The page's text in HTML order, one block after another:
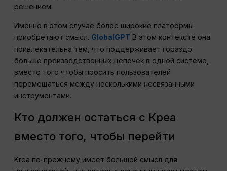
решением.
Именно в этом случае более широкие платформы
приобретают смысл. GlobalGPT В этом контексте она
привлекательна тем, что поддерживает гораздо
больше производственных цепочек в одной системе,
вместо того чтобы просить пользователей
перемещаться между несколькими несвязанными
инструментами.
Кто должен остаться с Креа
вместо того, чтобы перейти
Krea по-прежнему имеет большой смысл для